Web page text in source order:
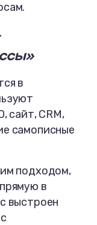
в
сайт, CRM,
самописные
подходом,
в
выстроен